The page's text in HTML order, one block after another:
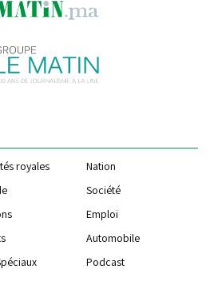
royales
Nation
Société
Emploi
Automobile
Podcast